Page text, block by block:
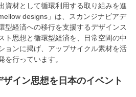
資材として循環利用する取り組みを進
designs」は、スカンジナビアデ
型経済への移行を支援するデザインス
ト思想と循環型経済を、日常空間の中
ョンに掲げ、アップサイクル素材を活
を行っています。
イン思想を日本のイベント